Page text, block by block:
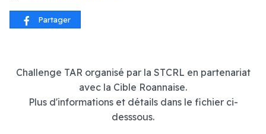
Partager
Challenge TAR organisé par la STCRL en partenariat
avec la Cible Roannaise.
Plus d'informations et détails dans le fichier ci-
desssous.